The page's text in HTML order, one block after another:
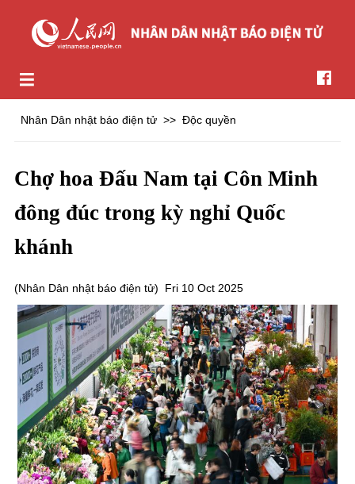
Nhân Dân nhật báo điện tử >> Độc quyền
Chợ hoa Đấu Nam tại Côn Minh
đông đúc trong kỳ nghỉ Quốc
khánh
(Nhân Dân nhật báo điện tử) Fri 10 Oct 2025